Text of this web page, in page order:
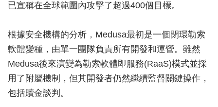
已宣稱在全球範圍內攻擊了超過400個目標。
根據安全機構的分析，Medusa最初是一個閉環勒索
軟體變種，由單一團隊負責所有開發和運營。雖然
Medusa後來演變為勒索軟體即服務(RaaS)模式並採
用了附屬機制，但其開發者仍然繼續監督關鍵操作，
包括贖金談判。